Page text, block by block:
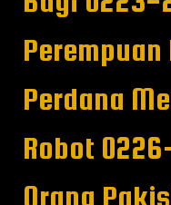
Perdana
Robot
Orang